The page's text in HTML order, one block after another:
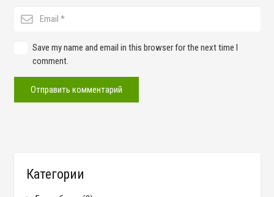
Save my name and email in this browser for the next time I
comment.
Отправить комментарий
Категории